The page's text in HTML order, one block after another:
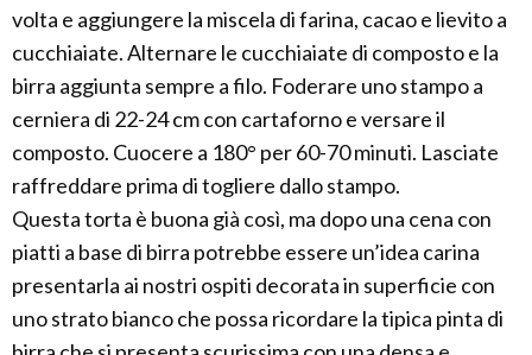
volta e aggiungere la miscela di farina, cacao e lievito a
cucchiaiate. Alternare le cucchiaiate di composto e la
birra aggiunta sempre a filo. Foderare uno stampo a
cerniera di 22-24 cm con cartaforno e versare il
composto. Cuocere a 180° per 60-70 minuti. Lasciate
raffreddare prima di togliere dallo stampo.
Questa torta è buona già così, ma dopo una cena con
piatti a base di birra potrebbe essere un’idea carina
presentarla ai nostri ospiti decorata in superficie con
uno strato bianco che possa ricordare la tipica pinta di